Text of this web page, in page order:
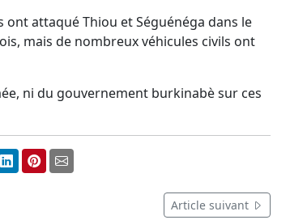
ont attaqué Thiou et Séguénéga dans le
mais de nombreux véhicules civils ont
ni du gouvernement burkinabè sur ces
Article suivant